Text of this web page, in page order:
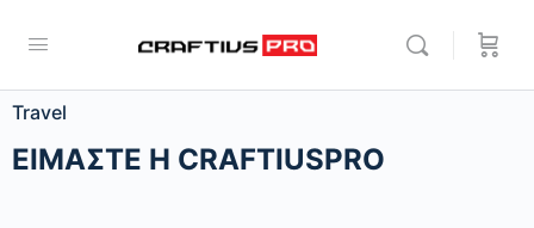
Travel
ΕΙΜΑΣΤΕ Η CRAFTIUSPRO